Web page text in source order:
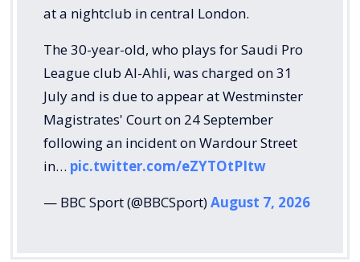
at a nightclub in central London.
The 30-year-old, who plays for Saudi Pro
League club Al-Ahli, was charged on 31
July and is due to appear at Westminster
Magistrates' Court on 24 September
following an incident on Wardour Street
in… pic.twitter.com/eZYTOtPItw
— BBC Sport (@BBCSport)August 7, 2026